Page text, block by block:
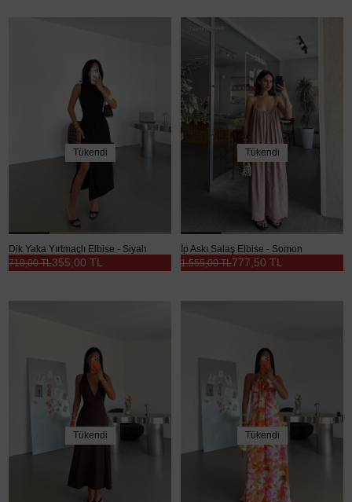
Tükendi
Dik Yaka Yırtmaçlı Elbise - Siyah
355,00 TL
710,00 TL
Tükendi
İp Askı Salaş Elbise - Somon
777,50 TL
1.555,00 TL
Tükendi Tükendi